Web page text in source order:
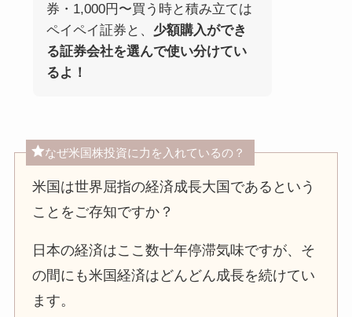
券・1,000円〜買う時と積み立ては
ペイペイ証券と、 少額購入ができ
る証券会社を選んで使い分けてい
るよ！
なぜ米国株投資に力を入れているの？
米国は世界屈指の経済成長大国であるという
ことをご存知ですか？
日本の経済はここ数十年停滞気味ですが、そ
の間にも米国経済はどんどん成長を続けてい
ます。